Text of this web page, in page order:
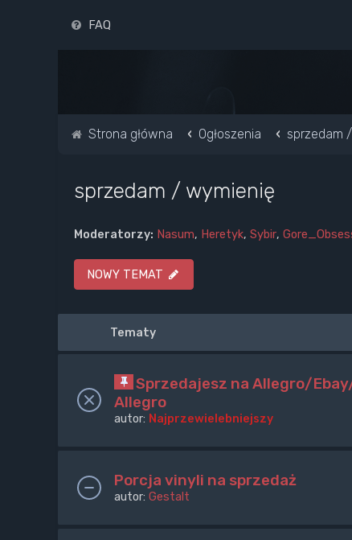
FAQ
Strona główna Ogłoszenia sprzedam
sprzedam / wymienię
Moderatorzy: Nasum, Heretyk, Sybir,
NOWY TEMAT
Tematy
Sprzedajesz na Allegro/
Allegro
autor: Najprzewielebniejszy
Porcja vinyli na sprzedaż
autor: Gestalt